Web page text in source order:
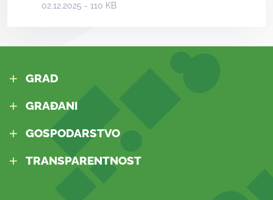
02.12.2025 - 110 KB
GRAD
GRAĐANI
GOSPODARSTVO
TRANSPARENTNOST